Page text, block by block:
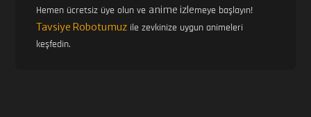
Hemen ücretsiz üye olun ve anime izlemeye başlayın!
Tavsiye Robotumuz ile zevkinize uygun animeleri
keşfedin.